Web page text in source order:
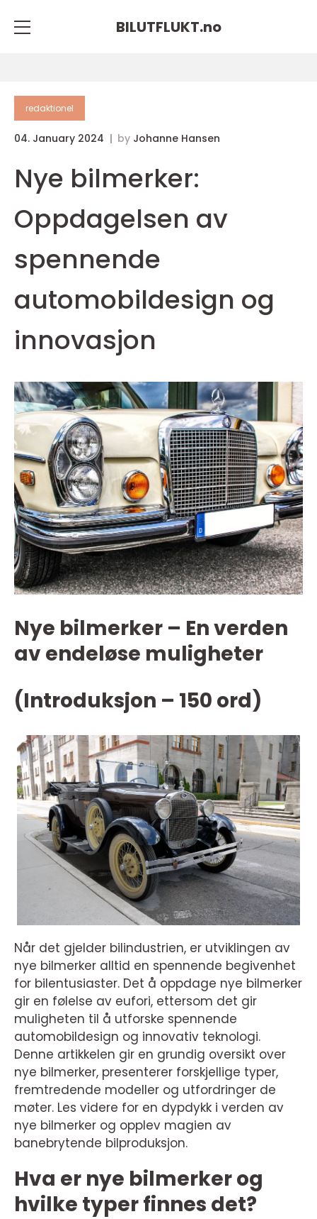
BILUTFLUKT.no
redaktionel
04. January 2024 by Johanne Hansen
Nye bilmerker:
Oppdagelsen av
spennende
automobildesign og
innovasjon
Nye bilmerker – En verden
av endeløse muligheter
(Introduksjon – 150 ord)
Når det gjelder bilindustrien, er utviklingen av
nye bilmerker alltid en spennende begivenhet
for bilentusiaster. Det å oppdage nye bilmerker
gir en følelse av eufori, ettersom det gir
muligheten til å utforske spennende
automobildesign og innovativ teknologi.
Denne artikkelen gir en grundig oversikt over
nye bilmerker, presenterer forskjellige typer,
fremtredende modeller og utfordringer de
møter. Les videre for en dypdykk i verden av
nye bilmerker og opplev magien av
banebrytende bilproduksjon.
Hva er nye bilmerker og
hvilke typer finnes det?